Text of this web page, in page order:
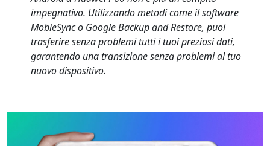
impegnativo. Utilizzando metodi come il software
MobieSync o Google Backup and Restore, puoi
trasferire senza problemi tutti i tuoi preziosi dati,
garantendo una transizione senza problemi al tuo
nuovo dispositivo.